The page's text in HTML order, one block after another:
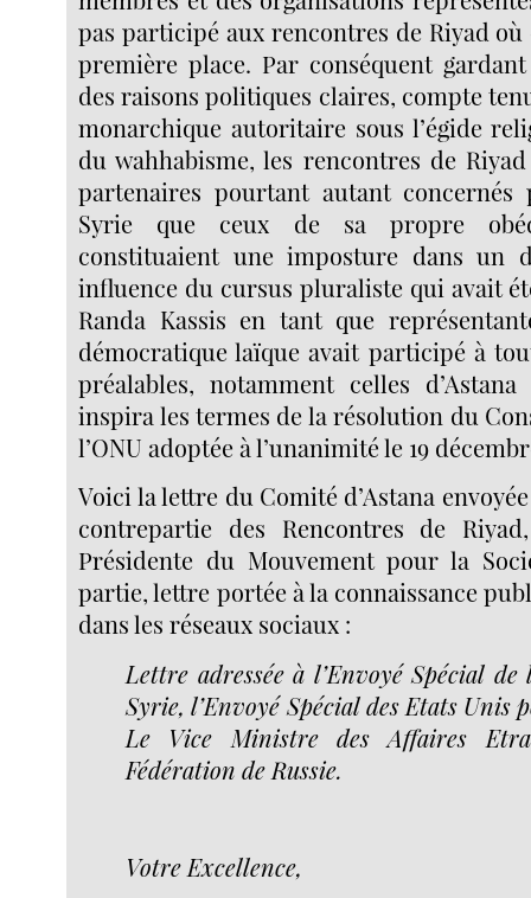
pas participé aux rencontres de Riyad
première place. Par conséquent
des raisons politiques claires, compte
monarchique autoritaire sous l’égide
du wahhabisme, les rencontres de
partenaires pourtant autant concernés
Syrie que ceux de sa propre
constituaient une imposture dans un
influence du cursus pluraliste qui avait
Randa Kassis en tant que
démocratique laïque avait participé à
préalables, notamment celles
inspira les termes de la résolution du
l’ONU adoptée à l’unanimité le 19
Voici la lettre du Comité d’Astana
contrepartie des Rencontres de
Présidente du Mouvement pour la
partie, lettre portée à la connaissance
dans les réseaux sociaux :
Lettre adressée à l’Envoyé Spécial
Syrie, l’Envoyé Spécial des Etats Unis
Le Vice Ministre des Affaires
Fédération de Russie.
Votre Excellence,